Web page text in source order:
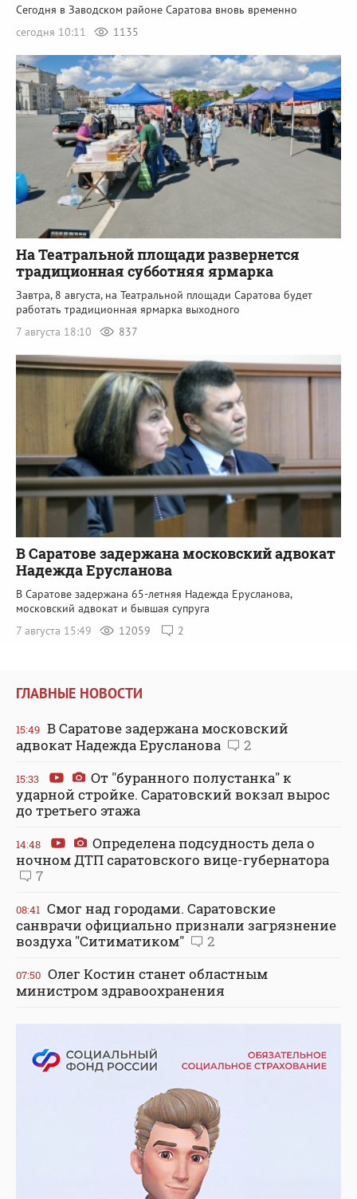
Сегодня в Заводском районе Саратова вновь временно
сегодня 10:11
1135
На Театральной площади развернется
традиционная субботняя ярмарка
Завтра, 8 августа, на Театральной площади Саратова будет
работать традиционная ярмарка выходного
7 августа 18:10
837
В Саратове задержана московский адвокат
Надежда Ерусланова
В Саратове задержана 65-летняя Надежда Ерусланова,
московский адвокат и бывшая супруга
7 августа 15:49
12059 2
ГЛАВНЫЕ НОВОСТИ
15:49 В Саратове задержана московский
адвокат Надежда Ерусланова
2
15:33
От "буранного полустанка" к
ударной стройке. Саратовский вокзал вырос
до третьего этажа
14:48
Определена подсудность дела о
ночном ДТП саратовского вице-губернатора
7
08:41 Смог над городами. Саратовские
санврачи официально признали загрязнение
воздуха "Ситиматиком"
2
07:50 Олег Костин станет областным
министром здравоохранения